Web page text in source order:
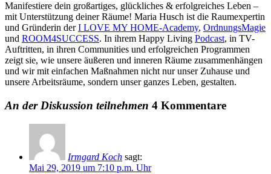
Manifestiere dein großartiges, glückliches & erfolgreiches Leben –
mit Unterstützung deiner Räume! Maria Husch ist die Raumexpertin
und Gründerin derI LOVE MY HOME-Academy, OrdnungsMagie
und ROOM4SUCCESS. In ihrem Happy Living Podcast, in TV-
Auftritten, in ihren Communities und erfolgreichen Programmen
zeigt sie, wie unsere äußeren und inneren Räume zusammenhängen
und wir mit einfachen Maßnahmen nicht nur unser Zuhause und
unsere Arbeitsräume, sondern unser ganzes Leben, gestalten.
An der Diskussion teilnehmen 4 Kommentare
Irmgard Koch sagt:
Mai 29, 2019 um 7:10 p.m. Uhr